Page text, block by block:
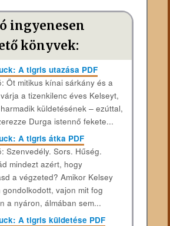
ingyenesen
könyvek:
A tigris utazása PDF
Öt mitikus kínai sárkány és a
a tizenkilenc éves Kelseyt,
küldetésének ‒ ezúttal,
Durga istennő fekete...
A tigris átka PDF
Szenvedély. Sors. Hűség.
mindezt azért, hogy
a végzeted? Amikor Kelsey
gondolkodott, vajon mit fog
a nyáron, álmában sem...
A tigris küldetése PDF